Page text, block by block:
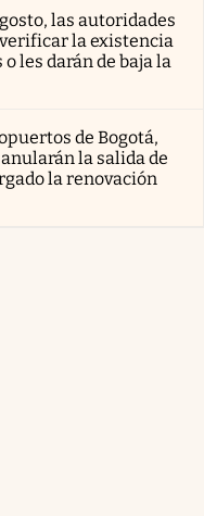
las autoridades
la existencia
les darán de baja la
de Bogotá,
la salida de
la renovación